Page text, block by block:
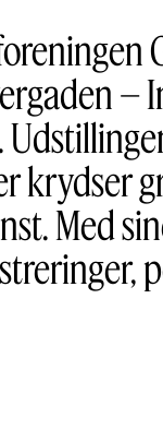
–
krydser
Med